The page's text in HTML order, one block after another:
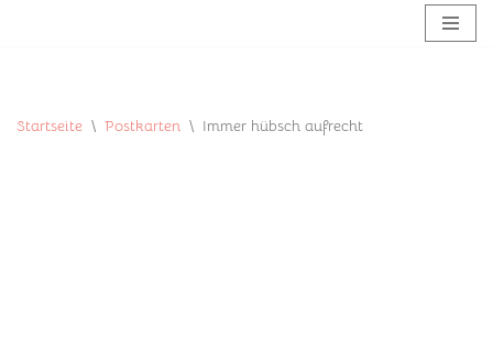
Startseite \ Postkarten \ Immer hübsch aufrecht